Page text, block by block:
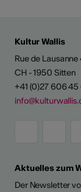
Kultur Wallis
Rue de Lausanne
CH - 1950 Sitten
+41 (0)27 606 45
Aktuelles zum
Der Newsletter